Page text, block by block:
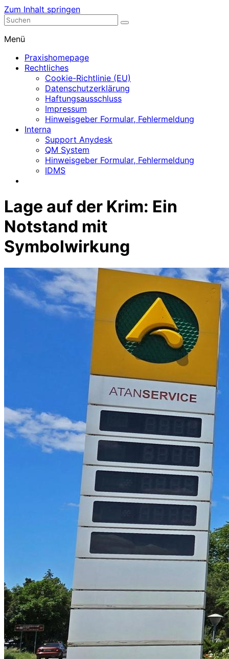
Zum Inhalt springen
Nephrologische Praxis mit Dialyse
Menü
Praxishomepage
Rechtliches
Cookie-Richtlinie (EU)
Datenschutzerklärung
Haftungsausschluss
Impressum
Hinweisgeber Formular, Fehlermeldung
Interna
Support Anydesk
QM System
Hinweisgeber Formular, Fehlermeldung
IDMS
Lage auf der Krim: Ein
Notstand mit
Symbolwirkung